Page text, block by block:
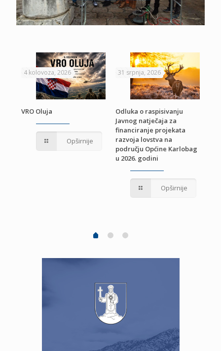
4 kolovoza, 2026
VRO Oluja
Opširnije
31 srpnja, 2026
Odluka o raspisivanju
Javnog natječaja za
financiranje projekata
razvoja lovstva na
području Općine Karlobag
u 2026. godini
Opširnije